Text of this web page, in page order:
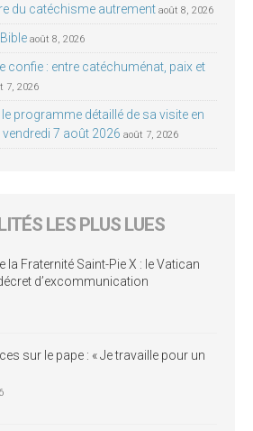
du catéchisme autrement août 8, 2026
août 8, 2026
confie : entre catéchuménat, paix et
7, 2026
le programme détaillé de sa visite en
7 août 2026 août 7, 2026
LES PLUS LUES
la Fraternité Saint-Pie X : le Vatican
d’excommunication
sur le pape : « Je travaille pour un